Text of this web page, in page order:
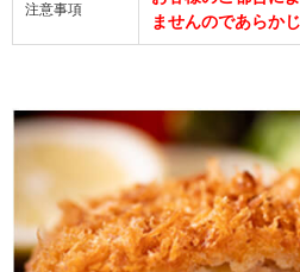
注意事項
ませんのであらか